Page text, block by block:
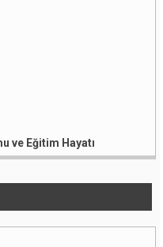
ve Eğitim Hayatı